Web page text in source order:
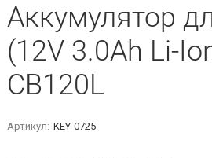
Аккумулятор
(12V 3.0Ah Li-
CB120L
Артикул: KEY-0725